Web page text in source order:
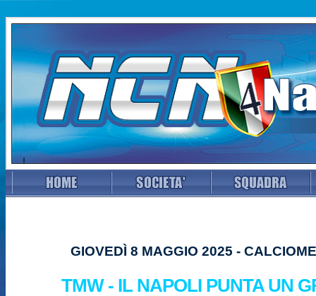
GIOVEDÌ 8 MAGGIO 2025 -
TMW - IL NAPOLI PUNTA UN